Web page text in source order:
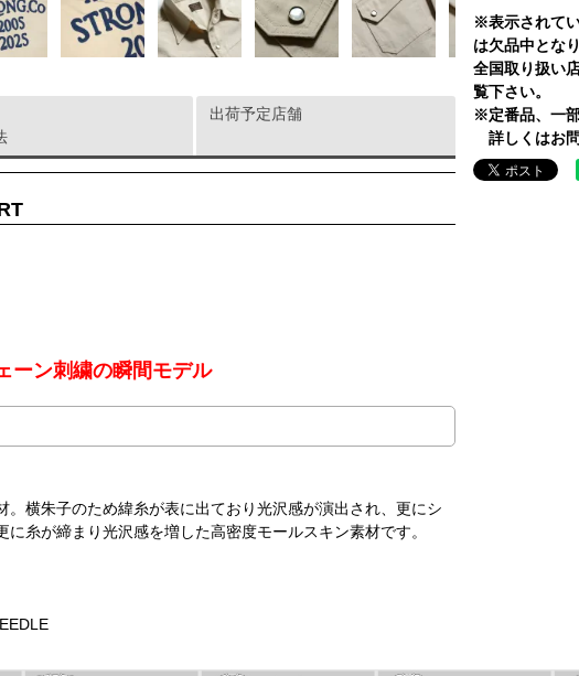
ーン刺繍の瞬間モデル
横朱子のため緯糸が表に出ており光沢感が演出され、更にシ
糸が締まり光沢感を増した高密度モールスキン素材です。
出荷予定店舗
※表示されて
は欠品中となり
全国取り扱い
覧下さい。
※定番品、一
詳しくはお問